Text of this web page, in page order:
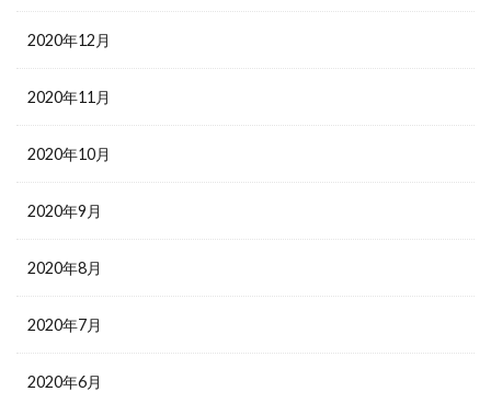
2020年12月
2020年11月
2020年10月
2020年9月
2020年8月
2020年7月
2020年6月